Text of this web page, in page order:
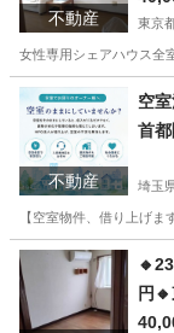
不動産 東京
女性専用シェアハウス全
東京 新宿区 シ
不動産
空
首
埼玉
【空室物件、借り上げ
埼玉 志木市
円
不要